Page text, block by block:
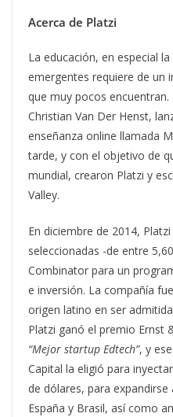
Acerca de Platzi
La educación, en especial
emergentes requiere de un
que muy pocos encuentran.
Christian Van Der Henst,
enseñanza online llamada
tarde, y con el objetivo de
mundial, crearon Platzi y
Valley.
En diciembre de 2014,
seleccionadas -de entre
Combinator para un
e inversión. La compañía
origen latino en ser
Platzi ganó el premio Ernst
“Mejor startup Edtech”, y
Capital la eligió para
de dólares, para
España y Brasil, así como